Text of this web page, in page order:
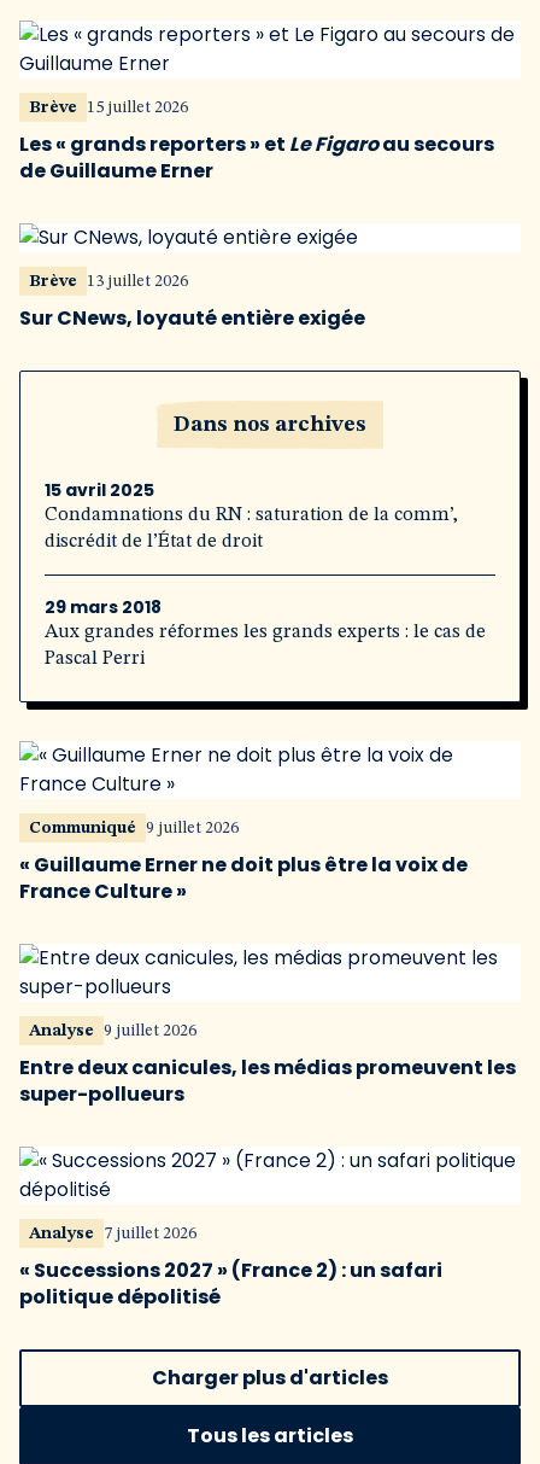
Brève 15 juillet 2026
Les « grands reporters » et Le Figaroau secours
de Guillaume Erner
Brève 13 juillet 2026
Sur CNews, loyauté entière exigée
Dans nos archives
15 avril 2025
Condamnations du RN : saturation de la comm’,
discrédit de l’État de droit
29 mars 2018
Aux grandes réformes les grands experts : le cas de
Pascal Perri
Communiqué 9 juillet 2026
« Guillaume Erner ne doit plus être la voix de
France Culture »
Analyse 9 juillet 2026
Entre deux canicules, les médias promeuvent les
super-pollueurs
Analyse 7 juillet 2026
« Successions 2027 » (France 2) : un safari
politique dépolitisé
Charger plus d'articles
Tous les articles